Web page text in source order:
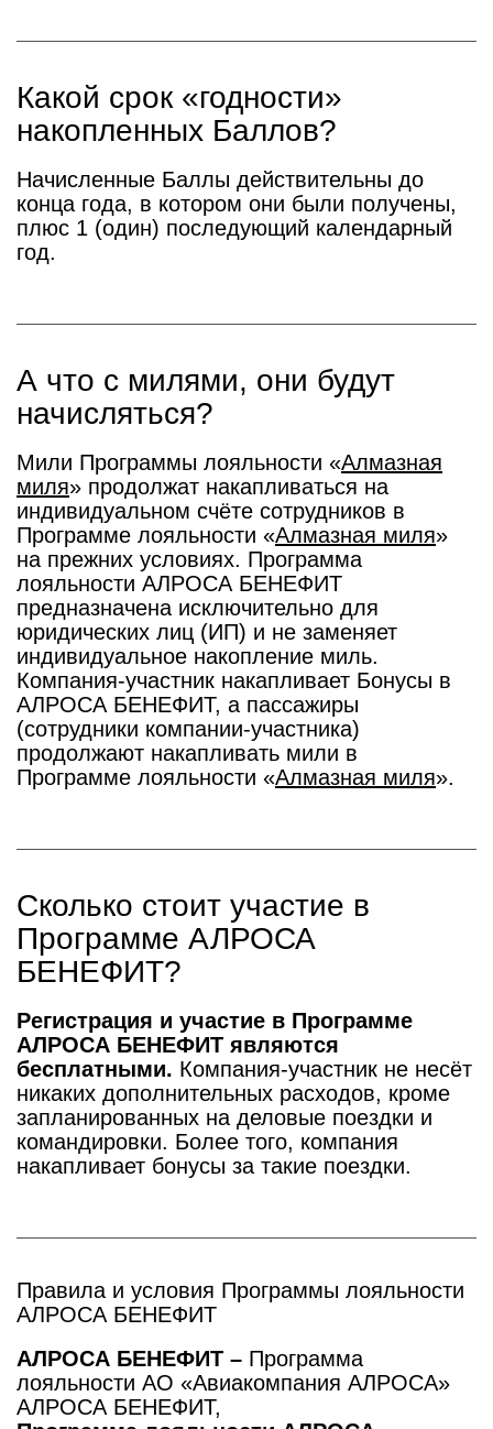
Какой срок «годности»
накопленных Баллов?
Начисленные Баллы действительны до
конца года, в котором они были получены,
плюс 1 (один) последующий календарный
год.
А что с милями, они будут
начисляться?
Мили Программы лояльности «Алмазная
миля» продолжат накапливаться на
индивидуальном счёте сотрудников в
Программе лояльности «Алмазная миля»
на прежних условиях. Программа
лояльности АЛРОСА БЕНЕФИТ
предназначена исключительно для
юридических лиц (ИП) и не заменяет
индивидуальное накопление миль.
Компания-участник накапливает Бонусы в
АЛРОСА БЕНЕФИТ, а пассажиры
(сотрудники компании-участника)
продолжают накапливать мили в
Программе лояльности «Алмазная миля».
Сколько стоит участие в
Программе АЛРОСА
БЕНЕФИТ?
Регистрация и участие в Программе
АЛРОСА БЕНЕФИТ являются
бесплатными. Компания-участник не несёт
никаких дополнительных расходов, кроме
запланированных на деловые поездки и
командировки. Более того, компания
накапливает бонусы за такие поездки.
Правила и условия Программы лояльности
АЛРОСА БЕНЕФИТ
АЛРОСА БЕНЕФИТ – Программа
лояльности АО «Авиакомпания АЛРОСА»
АЛРОСА БЕНЕФИТ,